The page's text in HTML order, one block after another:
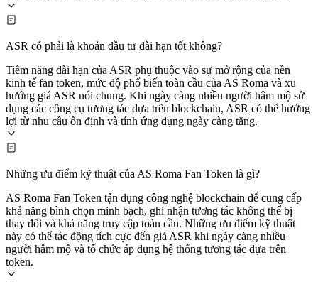
ASR có phải là khoản đầu tư dài hạn tốt không?
Tiềm năng dài hạn của ASR phụ thuộc vào sự mở rộng của nền
kinh tế fan token, mức độ phổ biến toàn cầu của AS Roma và xu
hướng giá ASR nói chung. Khi ngày càng nhiều người hâm mộ sử
dụng các công cụ tương tác dựa trên blockchain, ASR có thể hưởng
lợi từ nhu cầu ổn định và tính ứng dụng ngày càng tăng.
Những ưu điểm kỹ thuật của AS Roma Fan Token là gì?
AS Roma Fan Token tận dụng công nghệ blockchain để cung cấp
khả năng bình chọn minh bạch, ghi nhận tương tác không thể bị
thay đổi và khả năng truy cập toàn cầu. Những ưu điểm kỹ thuật
này có thể tác động tích cực đến giá ASR khi ngày càng nhiều
người hâm mộ và tổ chức áp dụng hệ thống tương tác dựa trên
token.